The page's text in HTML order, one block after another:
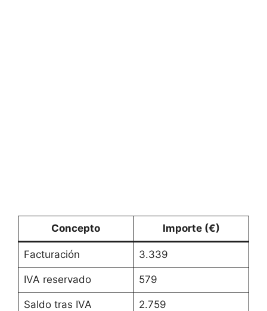
Concepto Importe (€)
Facturación 3.339
IVA reservado 579
Saldo tras IVA 2.759